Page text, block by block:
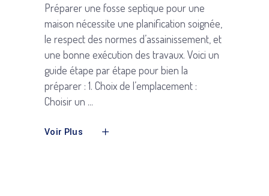
Préparer une fosse septique pour une
maison nécessite une planification soignée,
le respect des normes d’assainissement, et
une bonne exécution des travaux. Voici un
guide étape par étape pour bien la
préparer : 1. Choix de l’emplacement :
Choisir un
Voir Plus